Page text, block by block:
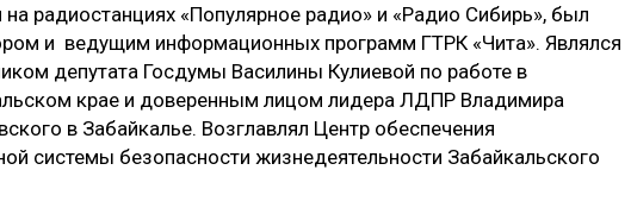
на радиостанциях «Популярное радио» и «Радио Сибирь», был
и ведущим информационных программ ГТРК «Чита». Являлся
депутата Госдумы Василины Кулиевой по работе в
крае и доверенным лицом лидера ЛДПР Владимира
в Забайкалье. Возглавлял Центр обеспечения
системы безопасности жизнедеятельности Забайкальского